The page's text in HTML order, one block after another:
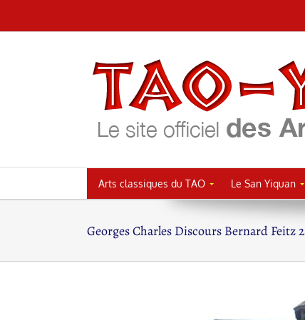
au
Arts classiques du TAO Le San Yiquan
Georges Charles Discours Bernard Feitz 2